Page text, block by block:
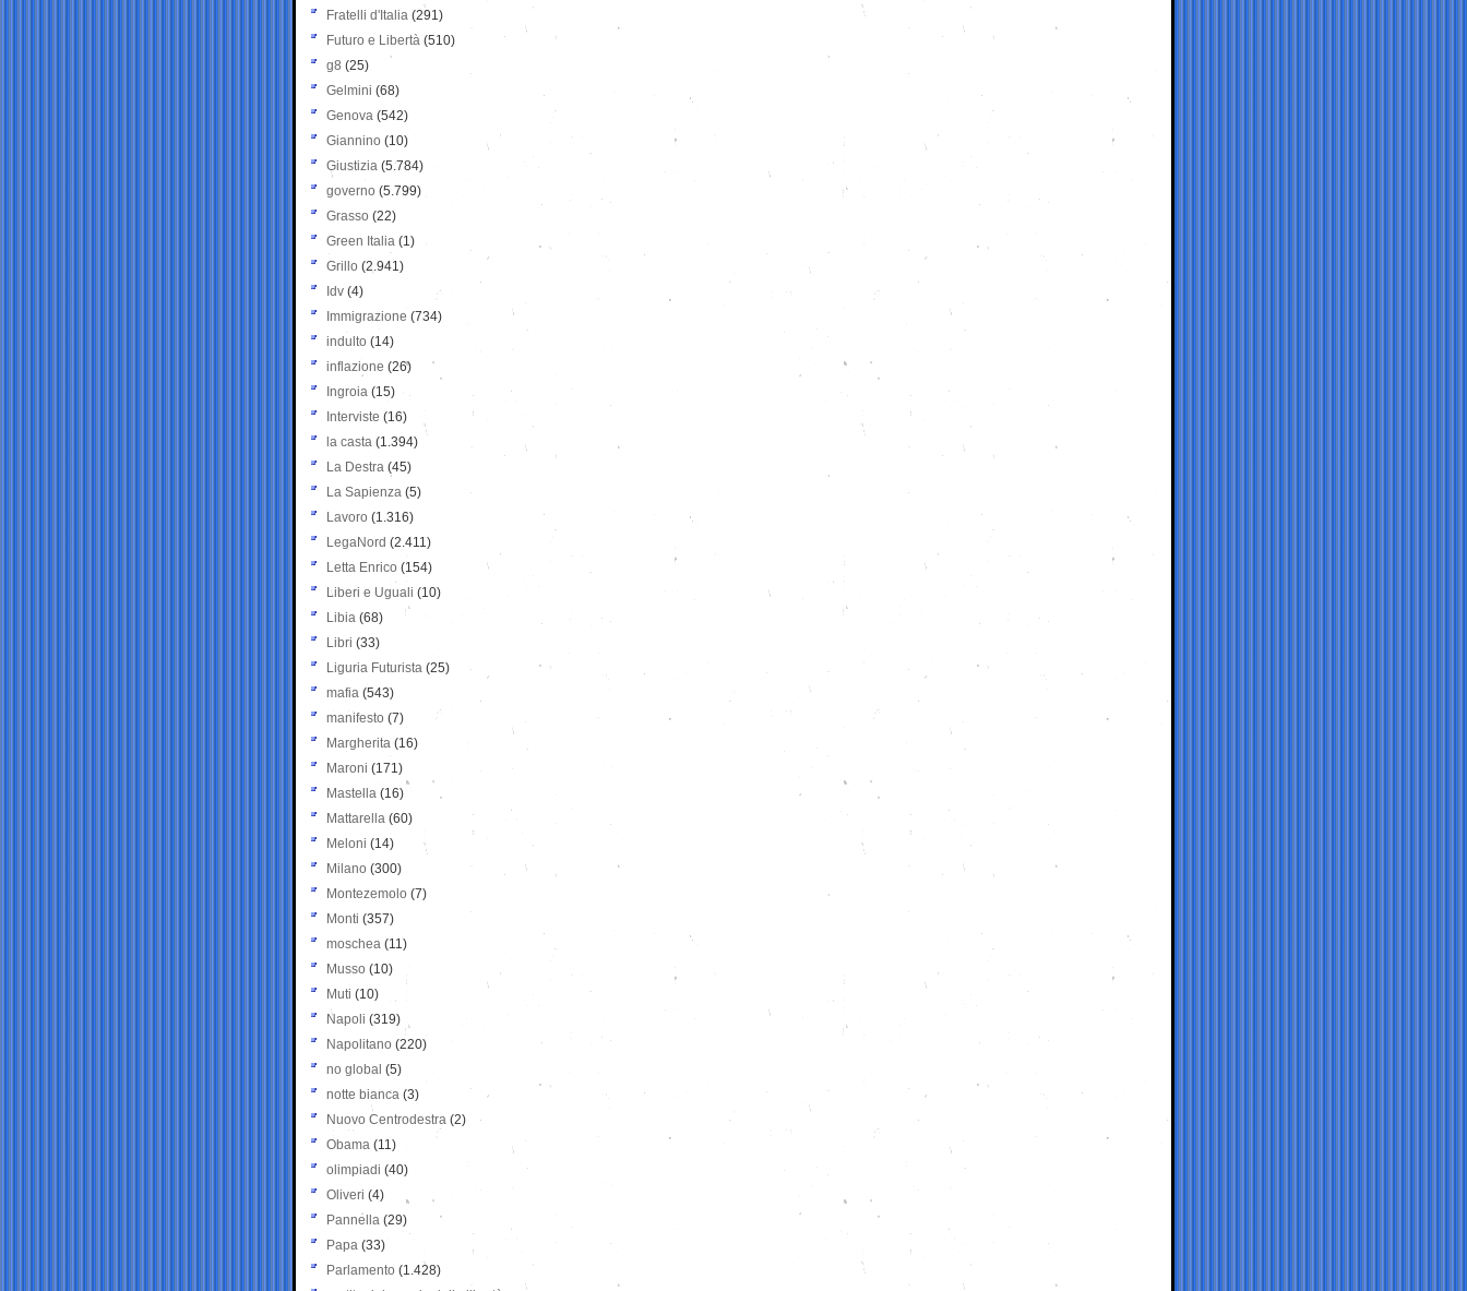
Fratelli d'Italia (291)
Futuro e Libertà (510)
g8 (25)
Gelmini (68)
Genova (542)
Giannino (10)
Giustizia (5.784)
governo (5.799)
Grasso (22)
Green Italia (1)
Grillo (2.941)
Idv (4)
Immigrazione (734)
indulto (14)
inflazione (26)
Ingroia (15)
Interviste (16)
la casta (1.394)
La Destra (45)
La Sapienza (5)
Lavoro (1.316)
LegaNord (2.411)
Letta Enrico (154)
Liberi e Uguali (10)
Libia (68)
Libri (33)
Liguria Futurista (25)
mafia (543)
manifesto (7)
Margherita (16)
Maroni (171)
Mastella (16)
Mattarella (60)
Meloni (14)
Milano (300)
Montezemolo (7)
Monti (357)
moschea (11)
Musso (10)
Muti (10)
Napoli (319)
Napolitano (220)
no global (5)
notte bianca (3)
Nuovo Centrodestra (2)
Obama (11)
olimpiadi (40)
Oliveri (4)
Pannella (29)
Papa (33)
Parlamento (1.428)